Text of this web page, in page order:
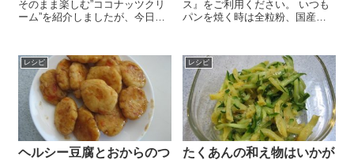
そのまま楽しむ”ココナッツクリ
ーム”を紹介しましたが、今日は
キーをご紹介しまーす その名
も”きなこクッキー” きな粉10g、
メープルシロップ 20ml...
ス』をご利用ください。 いつも
パンを焼く時は全粒粉、国産小
ます。 他によく登場するのがコ
ーンミールやオートミールなど
の雑穀＆雑穀粉。中...
レシピ
ヘルシー豆腐とおからのつ
レシピ
たくあんの和え物はいかが